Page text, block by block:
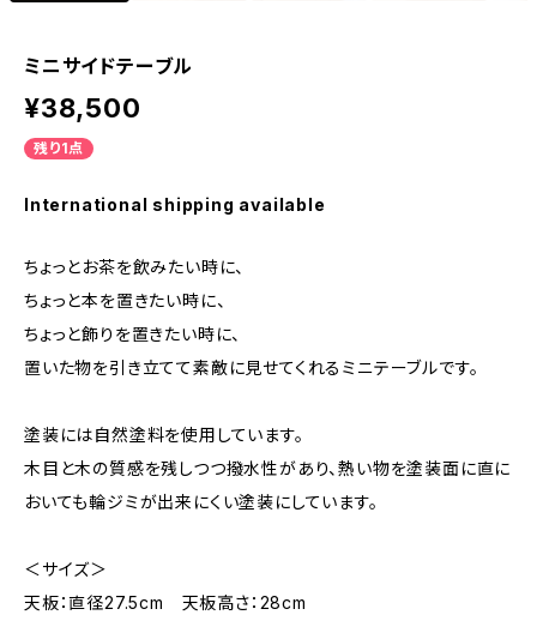
ミニサイドテーブル
¥38,500
残り1点
International shipping available
ちょっとお茶を飲みたい時に、
ちょっと本を置きたい時に、
ちょっと飾りを置きたい時に、
置いた物を引き立てて素敵に見せてくれるミニテーブルです。
塗装には自然塗料を使用しています。
木目と木の質感を残しつつ撥水性があり、熱い物を塗装面に直に
おいても輪ジミが出来にくい塗装にしています。
＜サイズ＞
天板：直径27.5cm 天板高さ：28cm